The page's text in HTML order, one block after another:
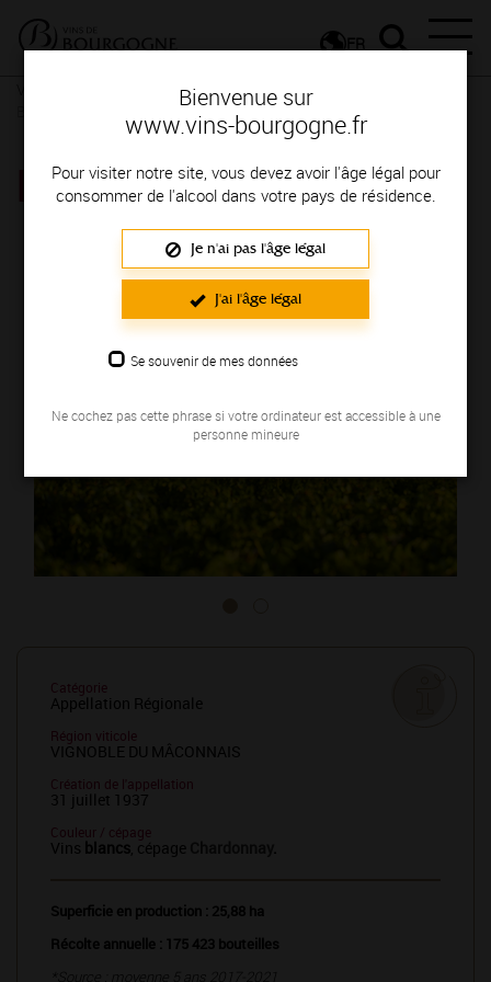
Bienvenue sur
www.vins-bourgogne.fr
Pour visiter notre site, vous devez avoir l'âge légal pour
consommer de l'alcool dans votre pays de résidence.
Je n'ai pas l'âge légal
J'ai l'âge légal
Se souvenir de mes données
Ne cochez pas cette phrase si votre ordinateur est accessible à une
personne mineure
FR
La Bourgogne et ses Appellations
Bourgogne, une localisation privilégiée
MÂCON-LOCHÉ
Catégorie
Appellation Régionale
Région viticole
VIGNOBLE DU MÂCONNAIS
Création de l'appellation
31 juillet 1937
Couleur / cépage
Vins blancs, cépage .
Superficie en production : 25,88 ha
Récolte annuelle : 175 423 bouteilles
*Source : moyenne 5 ans 2017-2021